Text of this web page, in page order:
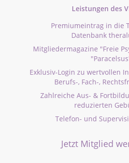
Leistungen des
Premiumeintrag in die
Datenbank
Mitgliedermagazine "Freie
Exklusiv-Login zu wertvollen
Berufs-, Fach-,
Zahlreiche Aus- &
reduzierten
Telefon- und
Jetzt Mitglied